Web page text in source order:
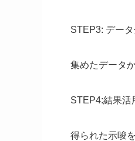
STEP3: デー
集めたデータ
STEP4:結果活
得られた示唆